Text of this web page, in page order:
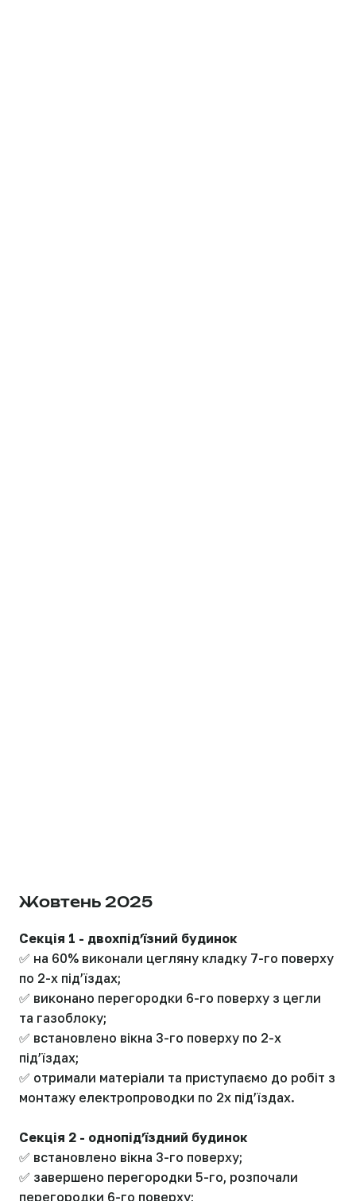
Жовтень 2025
Секція 1 - двохпідʼїзний будинок
✅ на 60% виконали цегляну кладку 7-го поверху
по 2-х підʼїздах;
✅ виконано перегородки 6-го поверху з цегли
та газоблоку;
✅ встановлено вікна 3-го поверху по 2-х
підʼїздах;
✅ отримали матеріали та приступаємо до робіт з
монтажу електропроводки по 2х підʼїздах.
Секція 2 - однопідʼїздний будинок
✅ встановлено вікна 3-го поверху;
✅ завершено перегородки 5-го, розпочали
перегородки 6-го поверху;